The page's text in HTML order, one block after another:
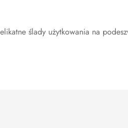
ślady użytkowania na